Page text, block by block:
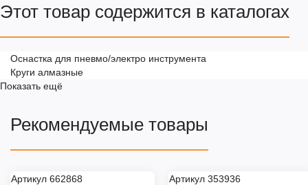
Этот товар содержится в каталогах
Оснастка для пневмо/электро инструмента
Круги алмазные
Показать ещё
Рекомендуемые товары
Артикул 662868 Артикул 353936